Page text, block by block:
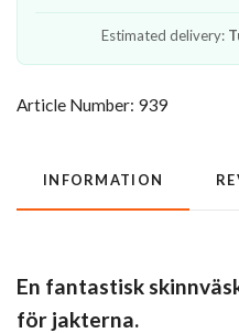
Estimated delivery:
Article Number: 939
INFORMATION
En fantastisk
för jakterna.